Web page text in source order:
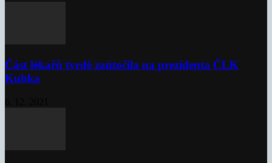
Část lékařů tvrdě zaútočila na prezidenta ČLK
Kubka